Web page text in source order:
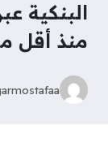
البنكية
منذ أقل